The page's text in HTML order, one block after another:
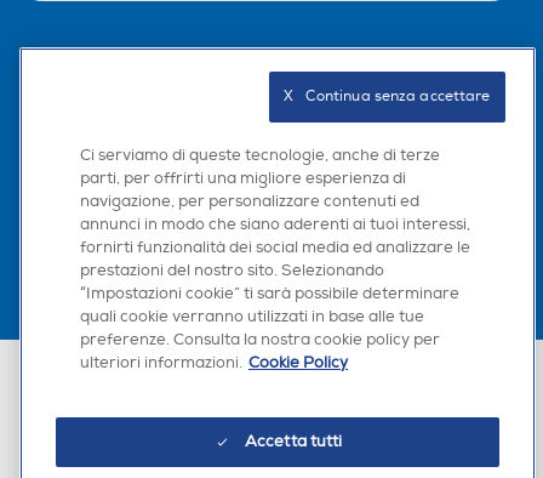
Scarica la nostra app
Euronics Italia SpA. Sede legale Via Montefeltro, 6/a 20156 Milano
Ci serviamo di queste tecnologie, anche di terze
parti, per offrirti una migliore esperienza di
navigazione, per personalizzare contenuti ed
annunci in modo che siano aderenti ai tuoi interessi,
fornirti funzionalità dei social media ed analizzare le
prestazioni del nostro sito. Selezionando
“Impostazioni cookie” ti sarà possibile determinare
quali cookie verranno utilizzati in base alle tue
preferenze. Consulta la nostra cookie policy per
ulteriori informazioni. Cookie Policy
Accetta tutti
X   Continua senza accettare